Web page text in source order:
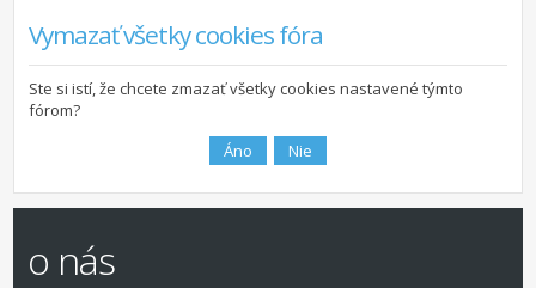
Vymazať všetky cookies fóra
Ste si istí, že chcete zmazať všetky cookies nastavené týmto
fórom?
o nás